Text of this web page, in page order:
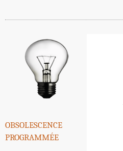
obsolescence
programmée